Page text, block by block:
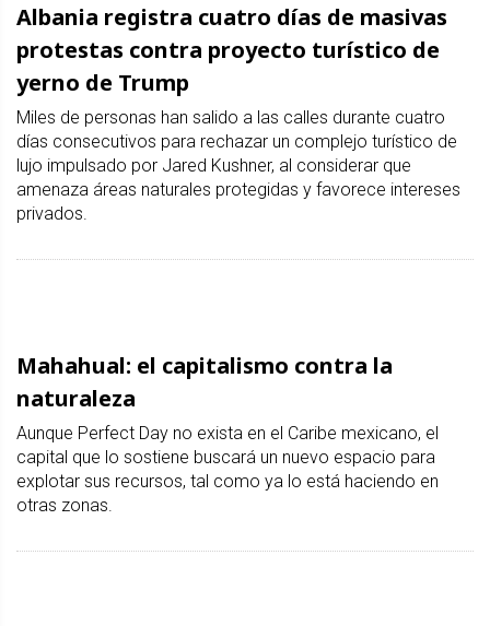
Albania registra cuatro días de masivas
protestas contra proyecto turístico de
yerno de Trump
Miles de personas han salido a las calles durante cuatro
días consecutivos para rechazar un complejo turístico de
lujo impulsado por Jared Kushner, al considerar que
amenaza áreas naturales protegidas y favorece intereses
privados.
Mahahual: el capitalismo contra la
naturaleza
Aunque Perfect Day no exista en el Caribe mexicano, el
capital que lo sostiene buscará un nuevo espacio para
explotar sus recursos, tal como ya lo está haciendo en
otras zonas.